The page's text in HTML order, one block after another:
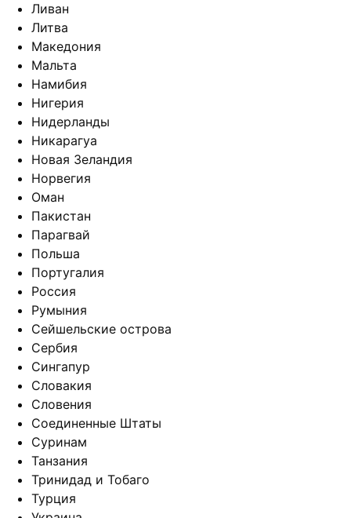
Ливан
Литва
Македония
Мальта
Намибия
Нигерия
Нидерланды
Никарагуа
Новая Зеландия
Норвегия
Оман
Пакистан
Парагвай
Польша
Португалия
Россия
Румыния
Сейшельские острова
Сербия
Сингапур
Словакия
Словения
Соединенные Штаты
Суринам
Танзания
Тринидад и Тобаго
Турция